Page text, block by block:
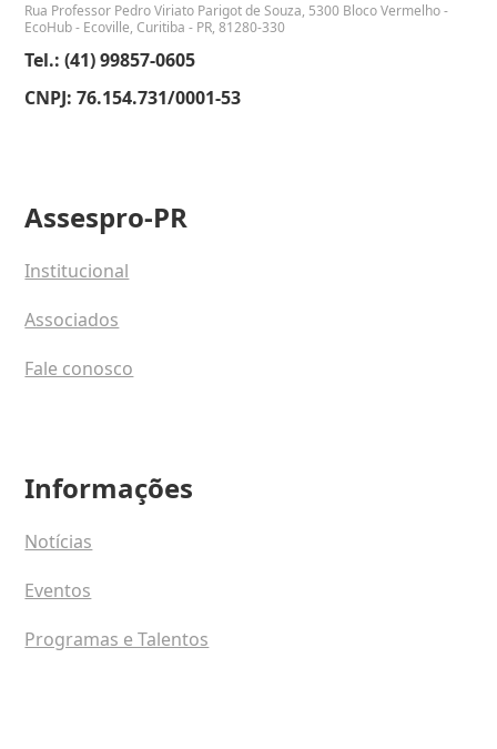
Rua Professor Pedro Viriato Parigot de Souza, 5300 Bloco Vermelho -
EcoHub - Ecoville, Curitiba - PR, 81280-330
Tel.: (41) 99857-0605
CNPJ: 76.154.731/0001-53
Assespro-PR
Institucional
Associados
Fale conosco
Informações
Notícias
Eventos
Programas e Talentos